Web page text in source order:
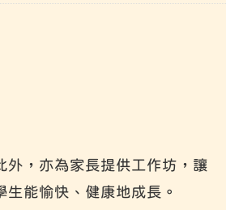
外，亦為家長提供工作坊，讓
能愉快、健康地成長。